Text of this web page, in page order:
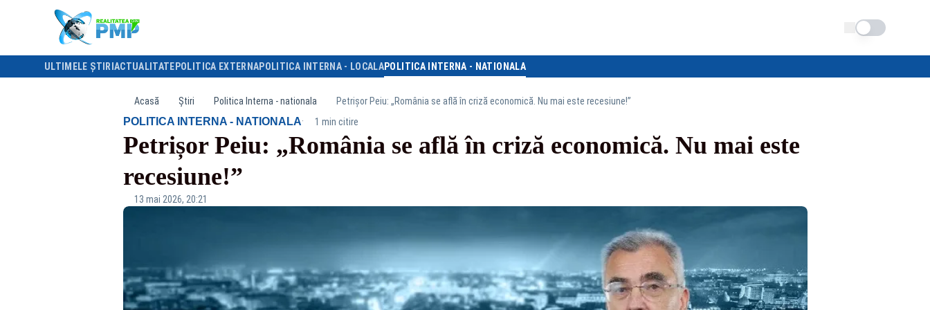
Schimba tema
ULTIMELE ȘTIRI ACTUALITATE POLITICA EXTERNAPOLITICA INTERNA - LOCALAPOLITICA INTERNA - NATIONALA
Acasă Știri Politica Interna - nationala Petrișor Peiu: „România se află în criză economică. Nu mai este recesiune!”
POLITICA INTERNA - NATIONALA· 1 min citire
Petrișor Peiu: „România se află în criză economică. Nu mai este
recesiune!”
13 mai 2026, 20:21